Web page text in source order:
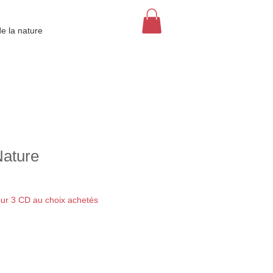
la nature
3 CD au choix achetés